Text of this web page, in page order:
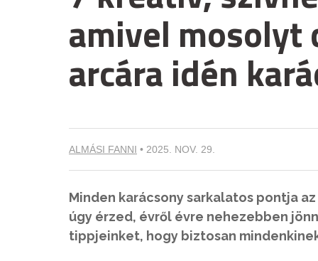
amivel mosolyt
arcára idén
ALMÁSI FANNI • 2025. NOV. 29.
Minden karácsony sarkalatos pontja
úgy érzed, évről évre nehezebben
tippjeinket, hogy biztosan